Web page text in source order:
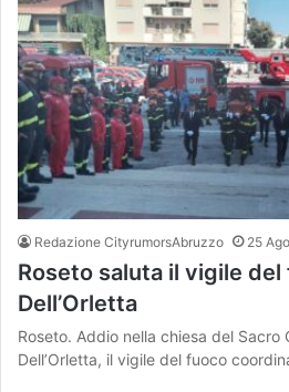
Redazione CityrumorsAbruzzo 25
Roseto saluta il vigile
Dell’Orletta
Roseto. Addio nella chiesa del Sacro
Dell’Orletta, il vigile del fuoco